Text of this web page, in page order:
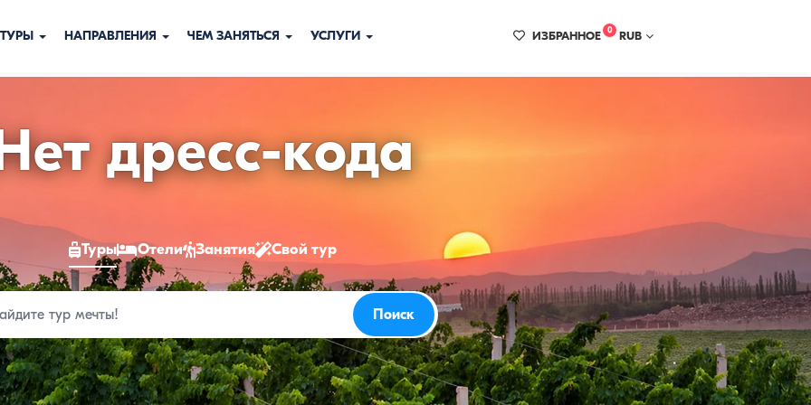
ТУРЫ НАПРАВЛЕНИЯ ЧЕМ ЗАНЯТЬСЯ УСЛУГИ ИЗБРАННОЕ 0 RUB
дресс-кода
Туры Отели Занятия Свой тур
Поиск